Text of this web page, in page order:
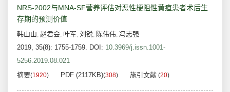
NRS-2002与MNA-SF营养评估对恶性梗阻性黄疸患者术后生
存期的预测价值
韩山山, 赵君会, 叶军, 刘锐, 陈伟伟, 冯志强
2019, 35(8): 1755-1759. DOI: 10.3969/j.issn.1001-
5256.2019.08.021
摘要(1920) PDF (2117KB)(308) 施引文献 (20)